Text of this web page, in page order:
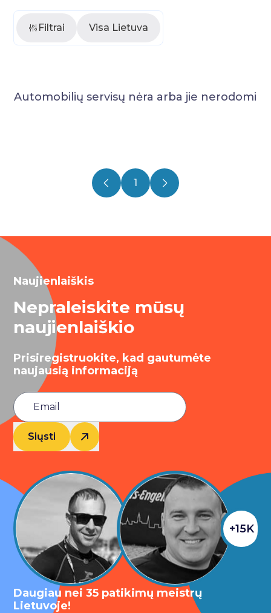
Filtrai Visa Lietuva
Automobilių servisų nėra arba jie nerodomi
1
Naujienlaiškis
Nepraleiskite mūsų
naujienlaiškio
Prisiregistruokite, kad gautumėte
naujausią informaciją
Siųsti
+15K
Daugiau nei 35 patikimų meistrų
Lietuvoje!